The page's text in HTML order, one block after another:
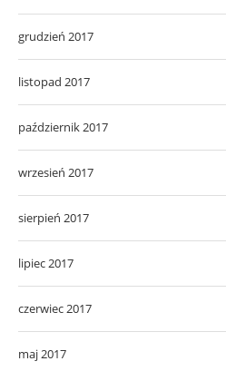
grudzień 2017
listopad 2017
październik 2017
wrzesień 2017
sierpień 2017
lipiec 2017
czerwiec 2017
maj 2017